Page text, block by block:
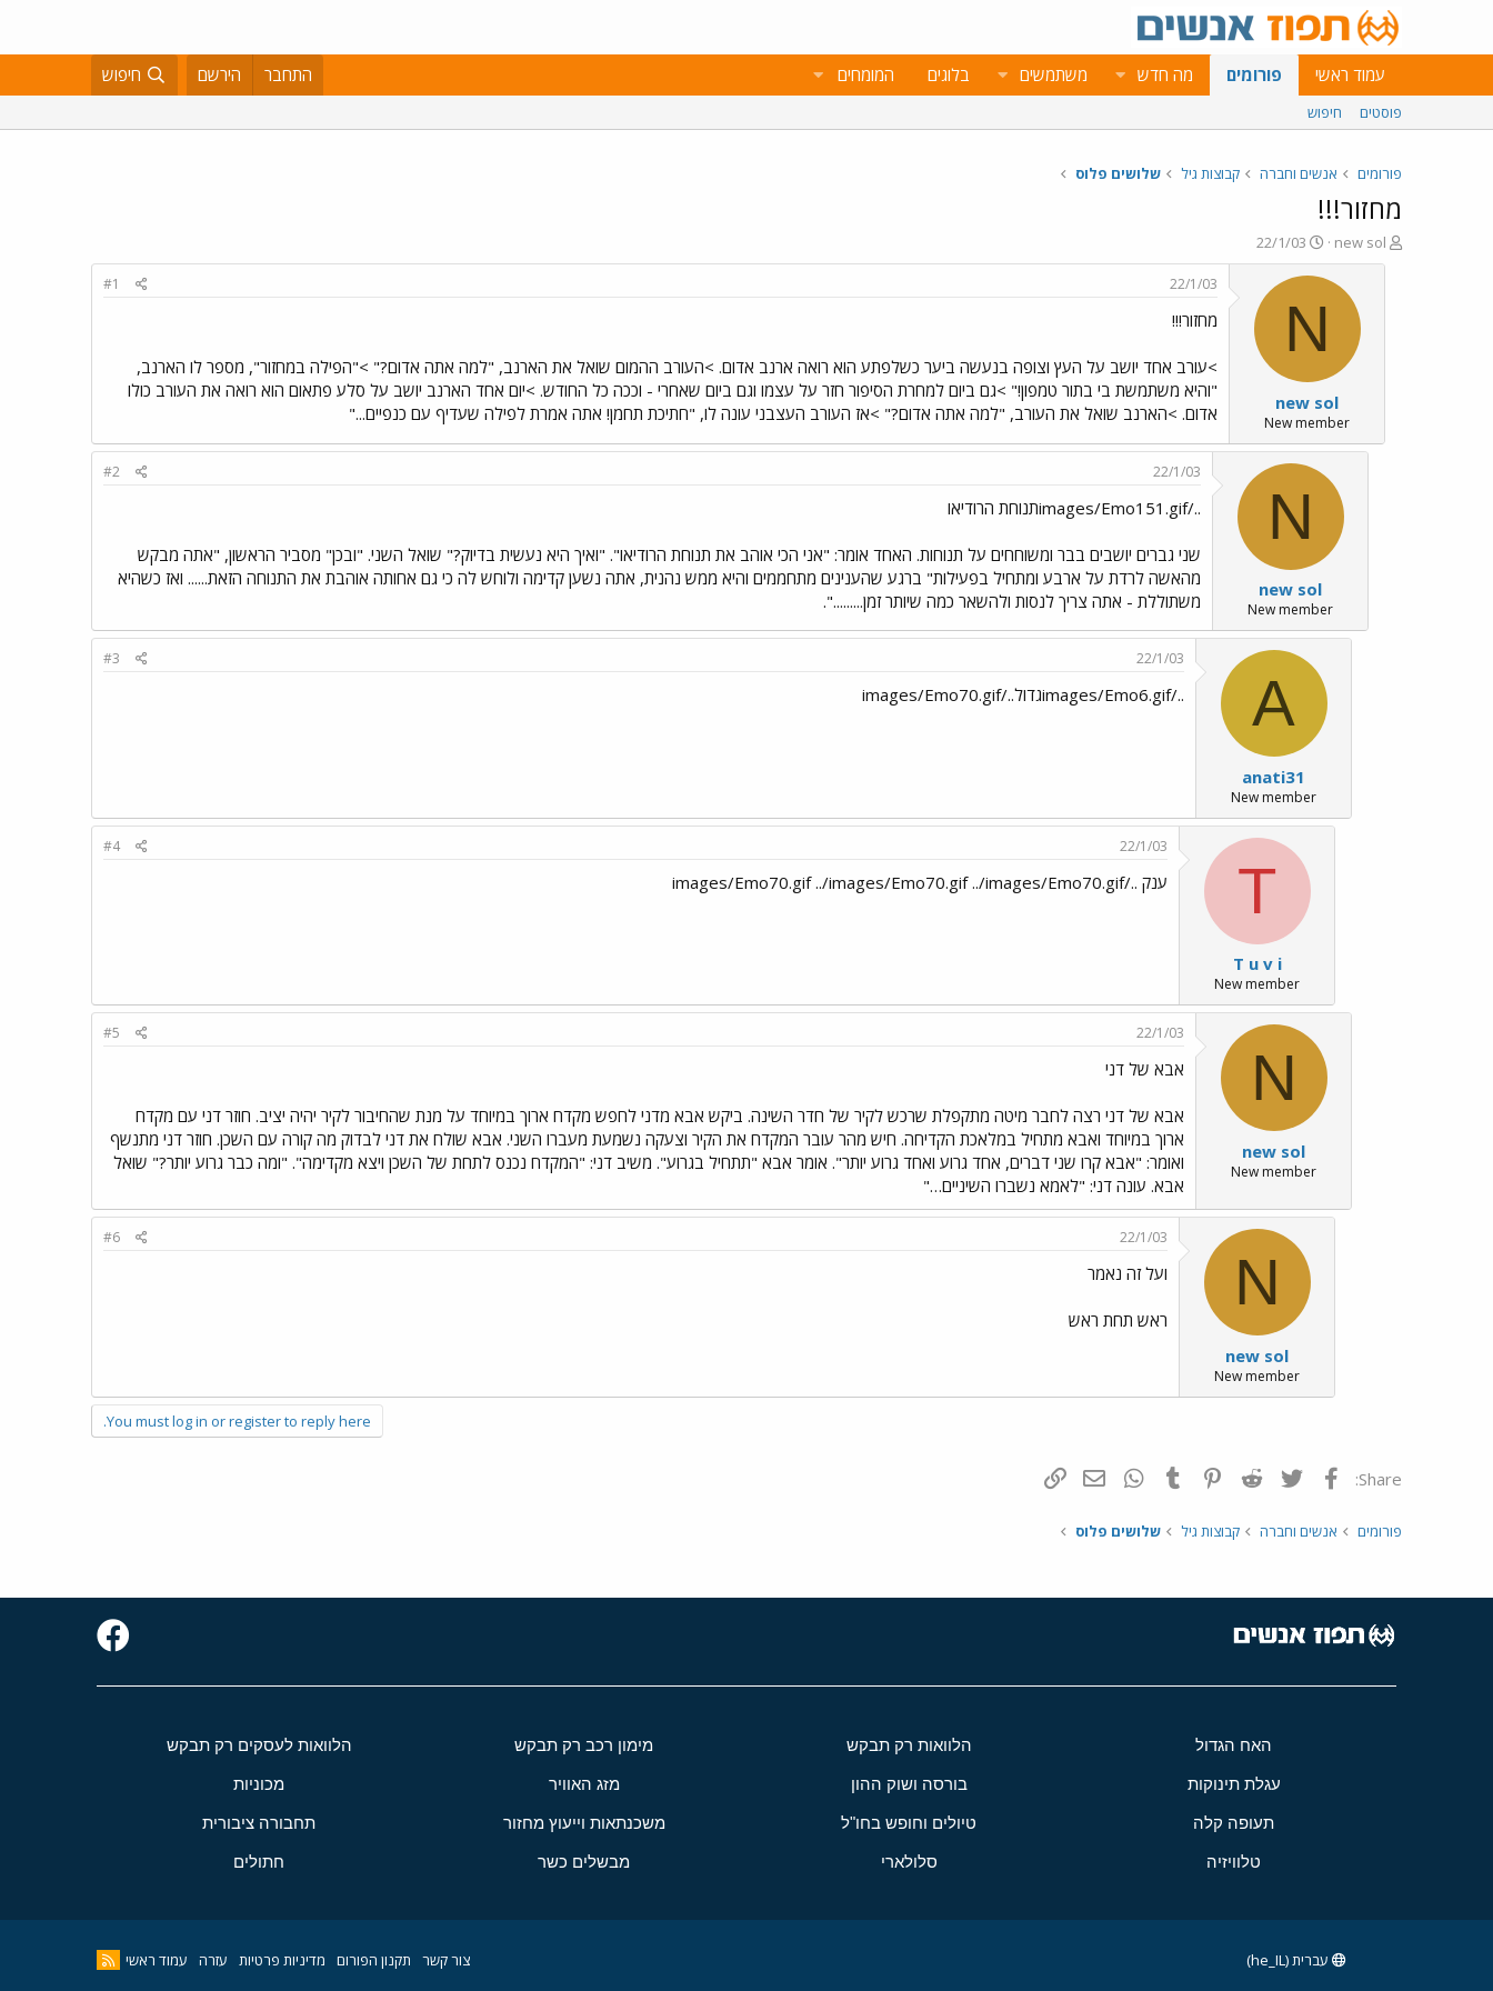
עמוד ראשי פורומים מה חדש משתמשים בלוגים המומחים התחבר הירשם חיפוש
פוסטים חיפוש
פורומים אנשים וחברה קבוצות גיל שלושים פלוס
מחזור!!!
פ
ו
new sol
פ
ו
ר
ם
א
ר
י
ך
22/1/03
N
new sol
New member
22/1/03
#1
מחזור!!!
>עורב אחד יושב על העץ וצופה בנעשה ביער כשלפתע הוא רואה ארנב אדום. >העורב ההמום שואל את הארנב, "למה אתה אדום?" >"הפילה במחזור", מספר לו הארנב,
"והיא משתמשת בי בתור טמפון!" >גם ביום למחרת הסיפור חזר על עצמו וגם ביום שאחרי - וככה כל החודש. >יום אחד הארנב יושב על סלע פתאום הוא רואה את העורב כולו
אדום. >הארנב שואל את העורב, "למה אתה אדום?" >אז העורב העצבני עונה לו, "חתיכת תחמן! אתה אמרת לפילה שעדיף עם כנפיים..."
N
new sol
New member
22/1/03
#2
../images/Emo151.gifתנוחת הרודיאו
שני גברים יושבים בבר ומשוחחים על תנוחות. האחד אומר: "אני הכי אוהב את תנוחת הרודיאו". "ואיך היא נעשית בדיוק?" שואל השני. "ובכן" מסביר הראשון, "אתה מבקש
מהאשה לרדת על ארבע ומתחיל בפעילות" ברגע שהענינים מתחממים והיא ממש נהנית, אתה נשען קדימה ולוחש לה כי גם אחותה אוהבת את התנוחה הזאת...... ואז כשהיא
משתוללת - אתה צריך לנסות ולהשאר כמה שיותר זמן.........".
A
anati31
New member
22/1/03
#3
../images/Emo6.gifגדול../images/Emo70.gif
T
T u v i
New member
22/1/03
#4
ענק ../images/Emo70.gif ../images/Emo70.gif ../images/Emo70.gif
N
new sol
New member
22/1/03
#5
אבא של דני
אבא של דני רצה לחבר מיטה מתקפלת שרכש לקיר של חדר השינה. ביקש אבא מדני לחפש מקדח ארוך במיוחד על מנת שהחיבור לקיר יהיה יציב. חוזר דני עם מקדח
ארוך במיוחד ואבא מתחיל במלאכת הקדיחה. חיש מהר עובר המקדח את הקיר וצעקה נשמעת מעברו השני. אבא שולח את דני לבדוק מה קורה עם השכן. חוזר דני מתנשף
ואומר: "אבא קרו שני דברים, אחד גרוע ואחד גרוע יותר". אומר אבא "תתחיל בגרוע". משיב דני: "המקדח נכנס לתחת של השכן ויצא מקדימה". "ומה כבר גרוע יותר?" שואל
אבא. עונה דני: "לאמא נשברו השיניים…"
N
new sol
New member
22/1/03
#6
ועל זה נאמר
ראש תחת ראש
You must log in or register to reply here.
Share: פייסבוק Twitter
Reddit
Pinterest
Tumblr
WhatsAppדואר אלקטרוני
פורומים אנשים וחברה קבוצות גיל שלושים פלוס
האח הגדול הלוואות רק תבקש מימון רכב רק תבקש הלוואות לעסקים רק תבקש
עגלת תינוקות בורסה ושוק ההון מזג האוויר מכוניות
תעופה קלה טיולים וחופש בחו"ל משכנתאות וייעוץ מחזור תחבורה ציבורית
טלוויזיה סלולארי מבשלים כשר חתולים
צור קשר תקנון הפורום מדיניות פרטיות עזרה עמוד ראשי עברית (he_IL)